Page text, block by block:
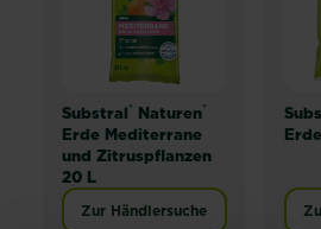
Substral® Naturen®
Erde Mediterrane
und Zitruspflanzen
20 L
Zur Händlersuche